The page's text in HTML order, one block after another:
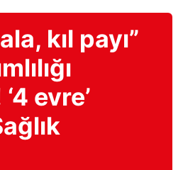
kıl payı”
evre’